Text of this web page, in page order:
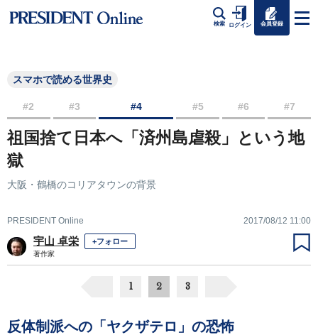
検索 ログイン 会員登録
スマホで読める世界史
#2 #3 #4 #5 #6 #7
祖国捨て日本へ「済州島虐殺」という地
獄
大阪・鶴橋のコリアタウンの背景
PRESIDENT Online 2017/08/12 11:00
宇山 卓栄 +フォロー
著作家
1 2 3
反体制派への「ヤクザテロ」の恐怖